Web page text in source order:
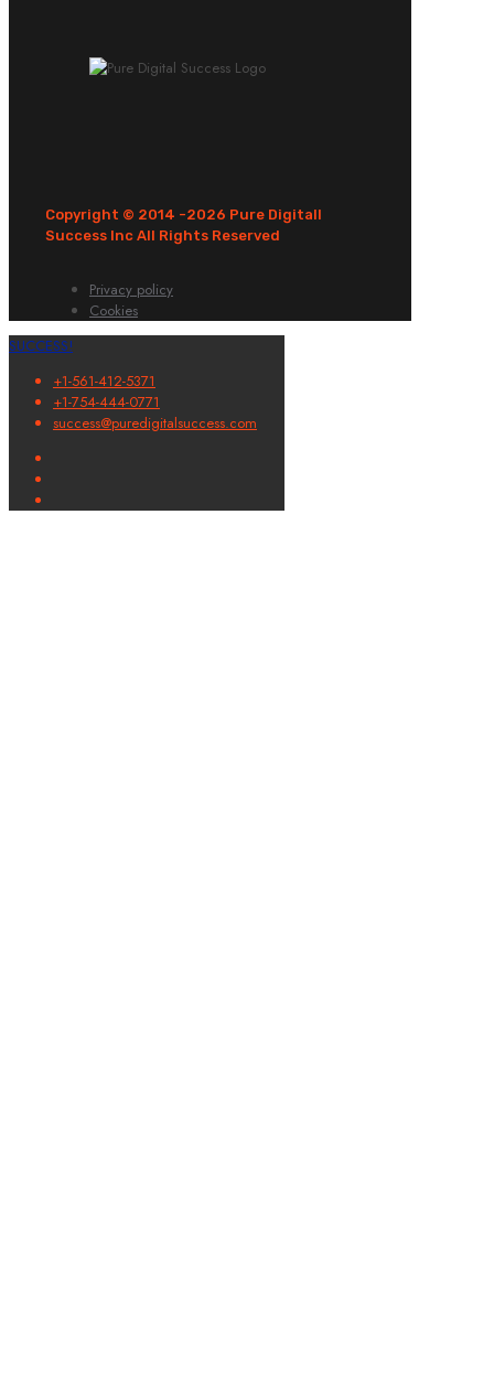
Copyright © 2014 -2026 Pure Digitall
Success Inc All Rights Reserved
Privacy policy
Cookies
SUCCESS!
+1-561-412-5371
+1-754-444-0771
success@puredigitalsuccess.com